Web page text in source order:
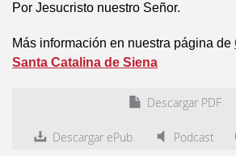
Por Jesucristo nuestro Señor.
Más información en nuestra página de
Santa Catalina de Siena
Descargar PDF
Descargar ePub Podcast